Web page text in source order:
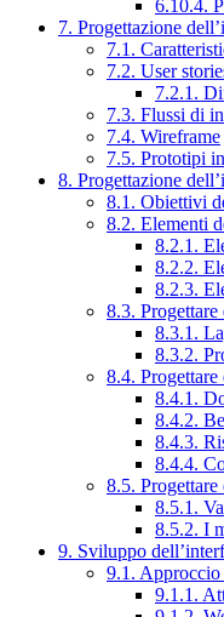
6.10.4.
7. Progettazione
7.1.
7.2. User
7.2.1.
7.3. Flussi di
7.4. Wireframe
7.5. Prototipi
8. Progettazione
8.1. Obiettivi
8.2. Elementi
8.2.1.
8.2.2.
8.2.3.
8.3. Progettare
8.3.1.
8.3.2.
8.4.
8.4.1.
8.4.2.
8.4.3.
8.4.4.
8.5.
8.5.1.
8.5.2. I
9. Sviluppo
9.1.
9.1.1.